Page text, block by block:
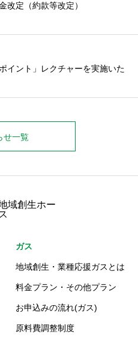
改定（約款等改定）
イント」レクチャーを実施いた
せ一覧
ガス
地域創生・業種応援ガスとは
料金プラン・その他プラン
お申込みの流れ(ガス)
原料費調整制度